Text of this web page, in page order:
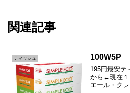
関連記事
ティッシュ 100W5P
195円最安テ
から←現在１
エール・ク